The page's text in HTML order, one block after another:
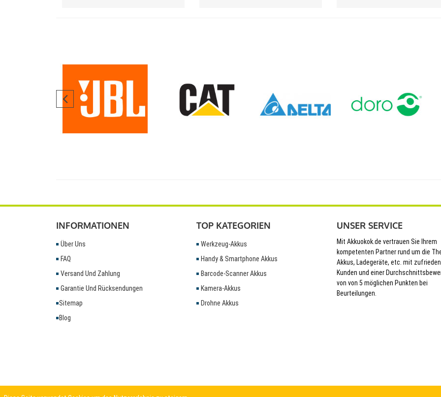
INFORMATIONEN
Über Uns
FAQ
Versand Und Zahlung
Garantie Und Rücksendungen
Sitemap
Blog
TOP KATEGORIEN
Werkzeug-Akkus
Handy & Smartphone Akkus
Barcode-Scanner Akkus
Kamera-Akkus
Drohne Akkus
UNSER SERVICE
Mit Akkuokok.de vertrauen Sie Ihrem
kompetenten Partner rund um die
Akkus, Ladegeräte, etc. mit
Kunden und einer
von von 5 möglichen Punkten bei
Beurteilungen.